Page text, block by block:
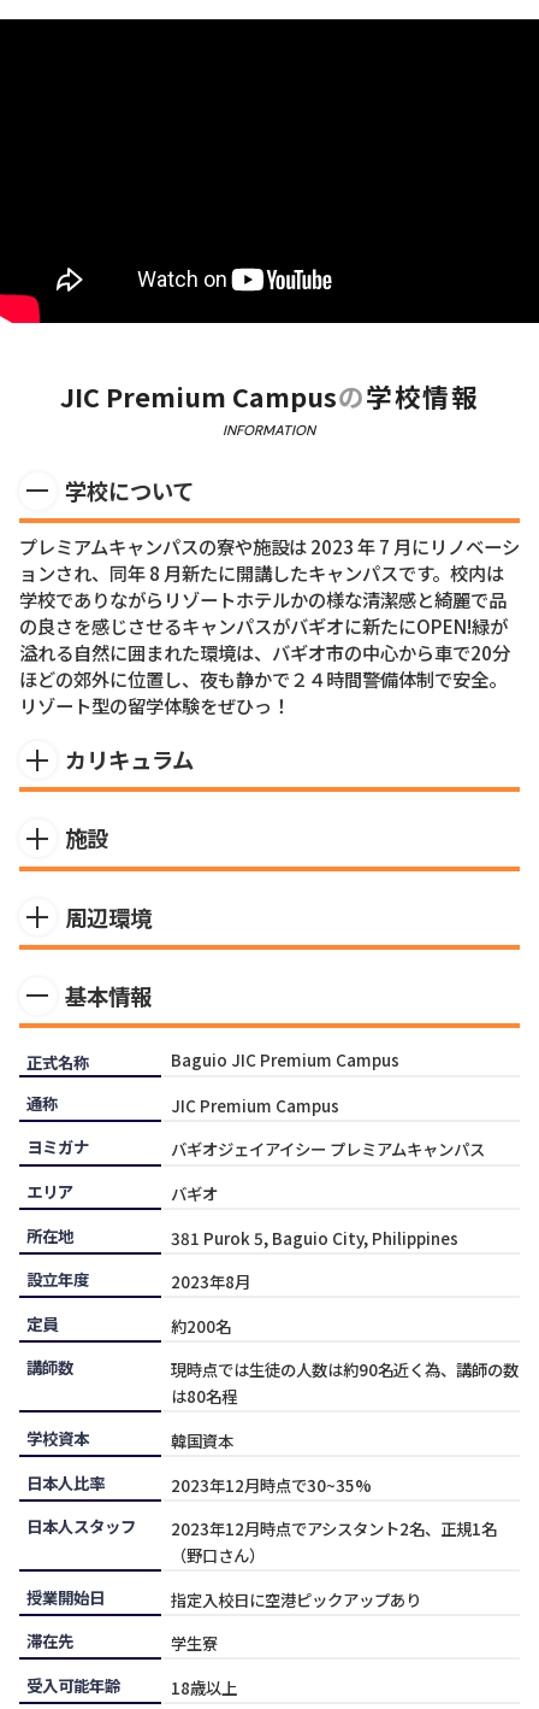
JIC Premium Campusの学校情報
INFORMATION
学校について
プレミアムキャンパスの寮や施設は 2023 年 7 月にリノベーシ
ョンされ、同年 8 月新たに開講したキャンパスです。校内は
学校でありながらリゾートホテルかの様な清潔感と綺麗で品
の良さを感じさせるキャンパスがバギオに新たにOPEN!緑が
溢れる自然に囲まれた環境は、バギオ市の中心から車で20分
ほどの郊外に位置し、夜も静かで２４時間警備体制で安全。
リゾート型の留学体験をぜひっ！
カリキュラム
マのマンツーマンクラスでは集中訓練ができるスピーキング
に特化したコース、ワーホリ対策のコースもあります。また、
理、アート、IT などの専門的な教科書の中から自分の興味が
ある教科書を選んで学べる他の学校には無い珍しいコースが
ティーサロンやホテル&ケータリング、ツーリズムなど豊富に
取り揃えております。全てのコースが原則セミスパルタとなっ
ており、単語テストと自習は任意ですが、現地でスパルタも
選択可能※スパルタは単語テストと自習が強制 となります。
施設
活環境で留学できるプレミアム校は、清潔感のあるオシャレ
な作りでこだわりを感じさせる内装です。窓も多く、バギオ
は大きな３つの棟で分かれており、建物間の移動は徒歩 1 分
以内。学生寮のある学生寮棟には、学生のお部屋とカフェテ
リア・ラウンジがあり、学生センターの建物には、ジム、サ
ウナ、共有キッチン、レジャー施設、マッサージ機、学生ラ
ウンジなどがあります。３つ目の教室棟には、クラスルーム
ールームがあります。学生寮では全部屋シャワーとトイレが
分かれており、Wi-Fi も使用可能です。
周辺環境
ー乗り場学校から徒歩７分：カフェ車で20分：バギオ市内の
中心部、SMモール
基本情報
正式名称
Baguio JIC Premium Campus
通称
JIC Premium Campus
ヨミガナ
バギオジェイアイシー プレミアムキャンパス
エリア
バギオ
所在地
381 Purok 5, Baguio City, Philippines
設立年度
2023年8月
定員
約200名
講師数
現時点では生徒の人数は約90名近く為、講師の数
は80名程
学校資本
韓国資本
日本人比率
2023年12月時点で30~35%
日本人スタッフ
2023年12月時点でアシスタント2名、正規1名
（野口さん）
授業開始日
指定入校日に空港ピックアップあり
滞在先
学生寮
受入可能年齢
18歳以上